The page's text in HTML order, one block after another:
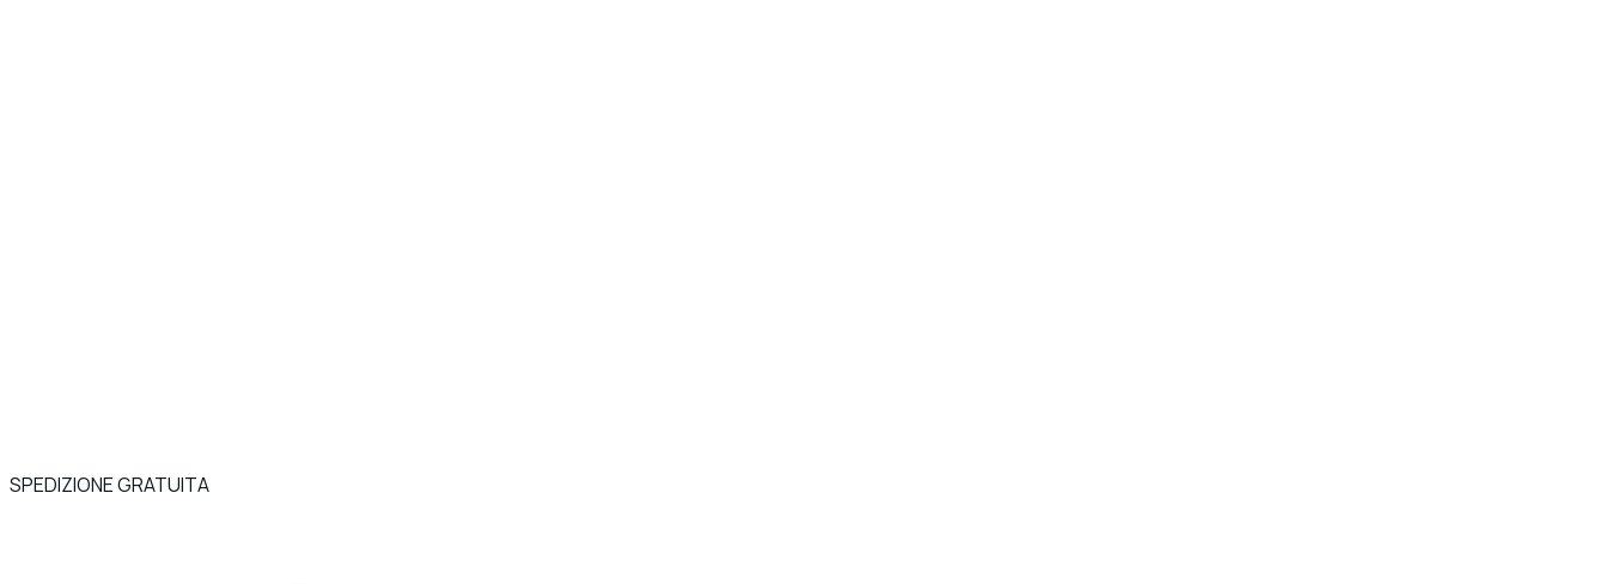
SPEDIZIONE GRATUITA